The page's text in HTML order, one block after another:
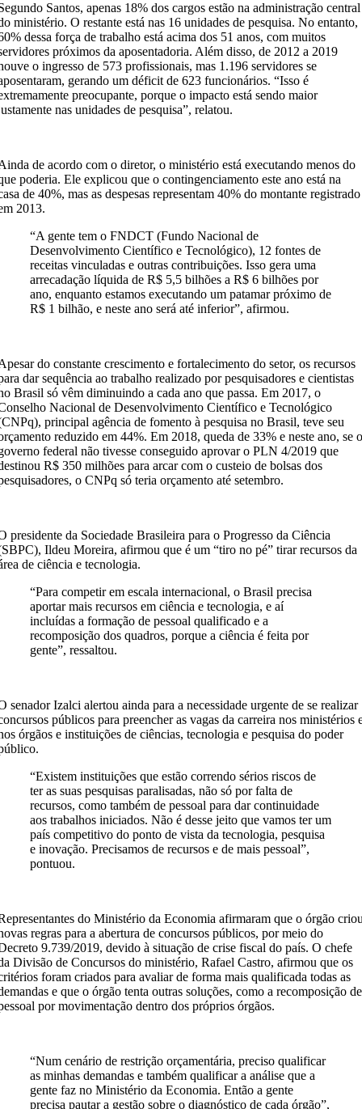
Santos, apenas 18% dos cargos estão na administração central
ministério. O restante está nas 16 unidades de pesquisa. No entanto,
dessa força de trabalho está acima dos 51 anos, com muitos
próximos da aposentadoria. Além disso, de 2012 a 2019
o ingresso de 573 profissionais, mas 1.196 servidores se
gerando um déficit de 623 funcionários. “Isso é
preocupante, porque o impacto está sendo maior
nas unidades de pesquisa”, relatou.
de acordo com o diretor, o ministério está executando menos do
poderia. Ele explicou que o contingenciamento este ano está na
de 40%, mas as despesas representam 40% do montante registrado
2013.
“A gente tem o FNDCT (Fundo Nacional de
Desenvolvimento Científico e Tecnológico), 12 fontes de
receitas vinculadas e outras contribuições. Isso gera uma
arrecadação líquida de R$ 5,5 bilhões a R$ 6 bilhões por
ano, enquanto estamos executando um patamar próximo de
R$ 1 bilhão, e neste ano será até inferior”, afirmou.
do constante crescimento e fortalecimento do setor, os recursos
dar sequência ao trabalho realizado por pesquisadores e cientistas
Brasil só vêm diminuindo a cada ano que passa. Em 2017, o
Nacional de Desenvolvimento Científico e Tecnológico
principal agência de fomento à pesquisa no Brasil, teve seu
reduzido em 44%. Em 2018, queda de 33% e neste ano, se
federal não tivesse conseguido aprovar o PLN 4/2019 que
R$ 350 milhões para arcar com o custeio de bolsas dos
o CNPq só teria orçamento até setembro.
presidente da Sociedade Brasileira para o Progresso da Ciência
Ildeu Moreira, afirmou que é um “tiro no pé” tirar recursos da
de ciência e tecnologia.
“Para competir em escala internacional, o Brasil precisa
aportar mais recursos em ciência e tecnologia, e aí
incluídas a formação de pessoal qualificado e a
recomposição dos quadros, porque a ciência é feita por
gente”, ressaltou.
senador Izalci alertou ainda para a necessidade urgente de se realizar
públicos para preencher as vagas da carreira nos ministérios
órgãos e instituições de ciências, tecnologia e pesquisa do poder
“Existem instituições que estão correndo sérios riscos de
ter as suas pesquisas paralisadas, não só por falta de
recursos, como também de pessoal para dar continuidade
aos trabalhos iniciados. Não é desse jeito que vamos ter um
país competitivo do ponto de vista da tecnologia, pesquisa
e inovação. Precisamos de recursos e de mais pessoal”,
pontuou.
do Ministério da Economia afirmaram que o órgão
regras para a abertura de concursos públicos, por meio do
9.739/2019, devido à situação de crise fiscal do país. O chefe
Divisão de Concursos do ministério, Rafael Castro, afirmou que os
foram criados para avaliar de forma mais qualificada todas as
e que o órgão tenta outras soluções, como a recomposição de
por movimentação dentro dos próprios órgãos.
“Num cenário de restrição orçamentária, preciso qualificar
as minhas demandas e também qualificar a análise que a
gente faz no Ministério da Economia. Então a gente
precisa pautar a gestão sobre o diagnóstico de cada órgão”,